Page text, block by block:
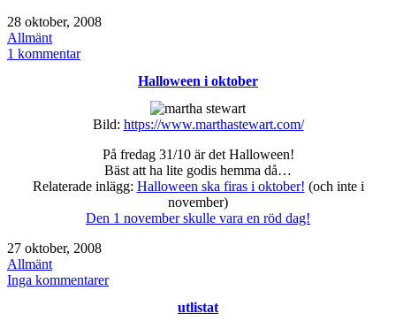
Publicerat
den
28 oktober, 2008
Kategoriserat
som
Allmänt
1 kommentartill
Halloween i oktober
Bild: https://www.marthastewart.com/
På fredag 31/10 är det Halloween!
Bäst att ha lite godis hemma då…
Relaterade inlägg: Halloween ska firas i oktober! (och inte i
november)
Den 1 november skulle vara en röd dag!
Publicerat
den
27 oktober, 2008
Kategoriserat
som
Allmänt
Inga kommentarertill
utlistat